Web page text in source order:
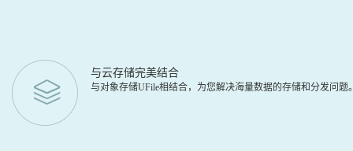
与云存储完美结合
与对象存储UFile相结合，为您解决海量数据的存储和分发问